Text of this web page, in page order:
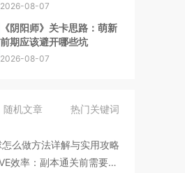
2026-08-07
《阴阳师》关卡思路：萌新
前期应该避开哪些坑
2026-08-07
随机文章 热门关键词
么做方法详解与实用攻略
《梦幻西游》PVE效率：副本通关前需要注意什么